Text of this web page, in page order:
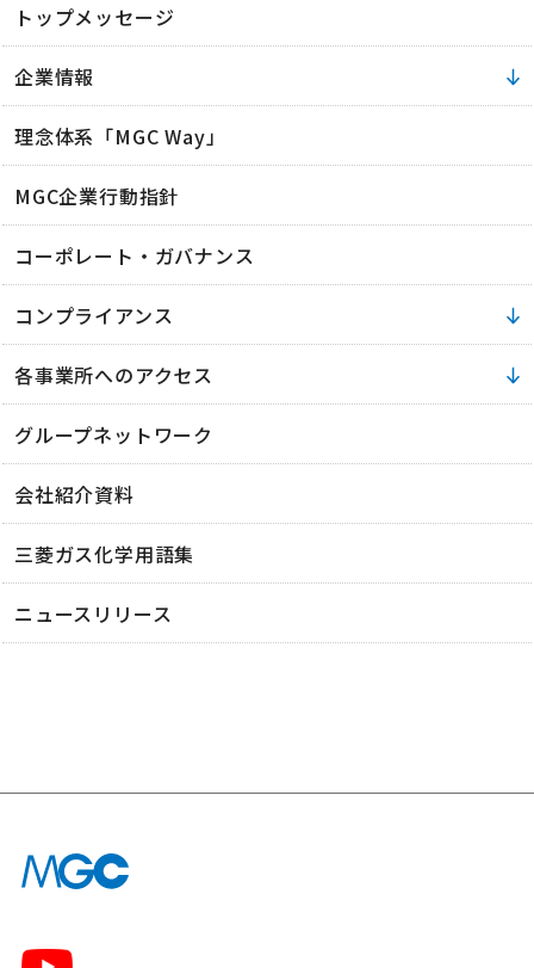
トップメッセージ
企業情報
理念体系「MGC Way」
MGC企業行動指針
コーポレート・ガバナンス
コンプライアンス
各事業所へのアクセス
グループネットワーク
会社紹介資料
三菱ガス化学用語集
ニュースリリース